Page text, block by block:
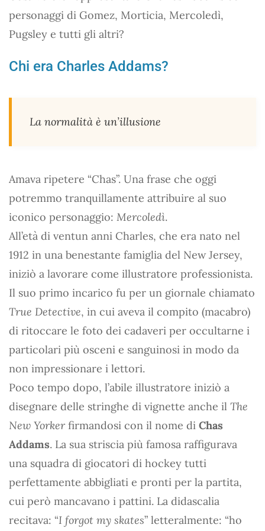
personaggi di Gomez, Morticia, Mercoledì,
Pugsley e tutti gli altri?
Chi era Charles Addams?
La normalità è un’illusione
Amava ripetere “Chas”. Una frase che oggi
potremmo tranquillamente attribuire al suo
iconico personaggio: Mercoledì.
All’età di ventun anni Charles, che era nato nel
1912 in una benestante famiglia del New Jersey,
iniziò a lavorare come illustratore professionista.
Il suo primo incarico fu per un giornale chiamato
True Detective, in cui aveva il compito (macabro)
di ritoccare le foto dei cadaveri per occultarne i
particolari più osceni e sanguinosi in modo da
non impressionare i lettori.
Poco tempo dopo, l’abile illustratore iniziò a
disegnare delle stringhe di vignette anche il The
New Yorker firmandosi con il nome di Chas
Addams. La sua striscia più famosa raffigurava
una squadra di giocatori di hockey tutti
perfettamente abbigliati e pronti per la partita,
cui però mancavano i pattini. La didascalia
recitava: “I forgot my skates” letteralmente: “ho